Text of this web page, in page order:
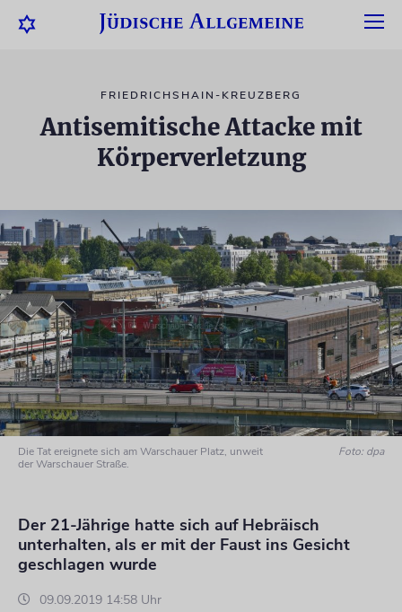
FRIEDRICHSHAIN-KREUZBERG
Antisemitische Attacke mit
Körperverletzung
Die Tat ereignete sich am Warschauer Platz, unweit
der Warschauer Straße.
Foto: dpa
Der 21-Jährige hatte sich auf Hebräisch
unterhalten, als er mit der Faust ins Gesicht
geschlagen wurde
09.09.2019 14:58 Uhr